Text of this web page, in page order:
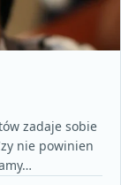
zadaje sobie
nie powinien